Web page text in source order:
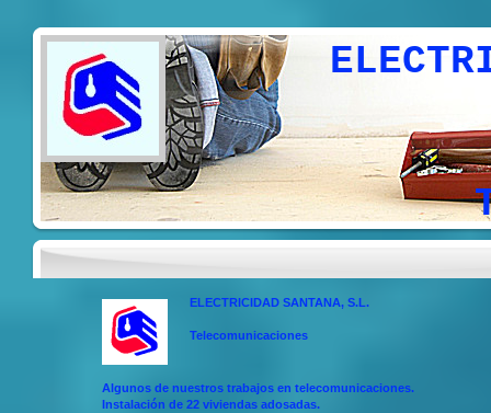
ELECTRICIDAD SANTANA, S.L.
Telecomunicaciones
Algunos de nuestros trabajos en telecomunicaciones.
Instalación de 22 viviendas adosadas.